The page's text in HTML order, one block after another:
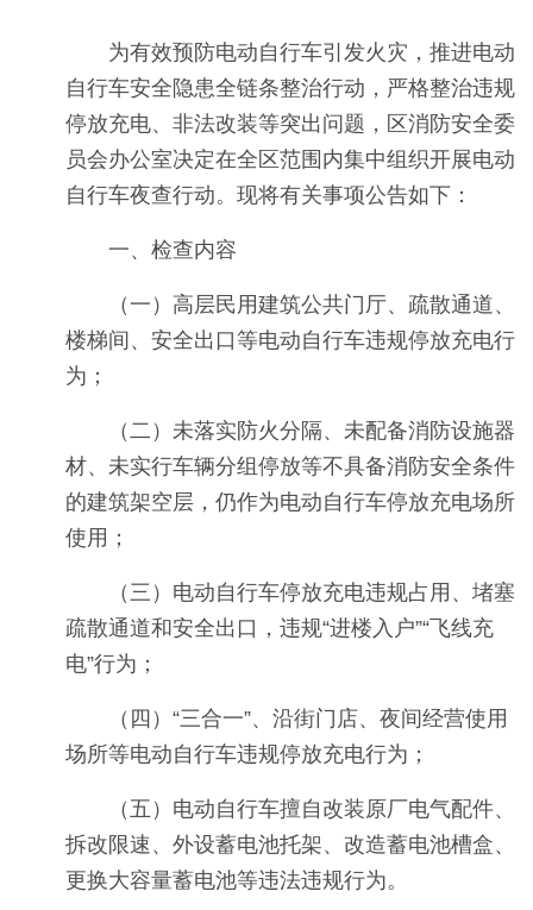
为有效预防电动自行车引发火灾，推进电动
自行车安全隐患全链条整治行动，严格整治违规
停放充电、非法改装等突出问题，区消防安全委
员会办公室决定在全区范围内集中组织开展电动
自行车夜查行动。现将有关事项公告如下：
一、检查内容
（一）高层民用建筑公共门厅、疏散通道、
楼梯间、安全出口等电动自行车违规停放充电行
为；
（二）未落实防火分隔、未配备消防设施器
材、未实行车辆分组停放等不具备消防安全条件
的建筑架空层，仍作为电动自行车停放充电场所
使用；
（三）电动自行车停放充电违规占用、堵塞
疏散通道和安全出口，违规“进楼入户”“飞线充
电”行为；
（四）“三合一”、沿街门店、夜间经营使用
场所等电动自行车违规停放充电行为；
（五）电动自行车擅自改装原厂电气配件、
拆改限速、外设蓄电池托架、改造蓄电池槽盒、
更换大容量蓄电池等违法违规行为。